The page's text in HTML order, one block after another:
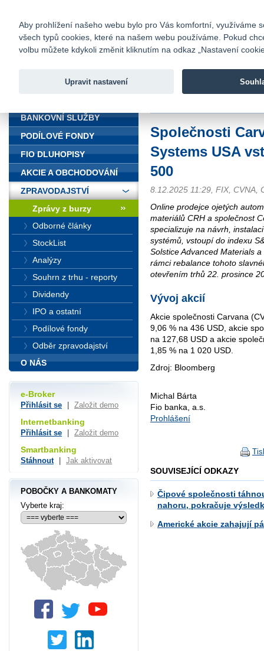
Fio banka
Fio banka
Společnosti
Systems USA
500
8.12.2025 11:29, FIX, CVNA,
Online prodejce ojetých
materiálů CRH a společnost
specializuje na návrh,
systémů, vstoupí do indexu
Solstice Advanced Materials
rámci rebalance tohoto
otevřením trhů 22. prosince
Vývoj akcií
Akcie společnosti Carvana
9,06 % na 436 USD, akcie
na 127,68 USD a akcie
1,85 % na 1 020 USD.
Zdroj: Bloomberg
Michal Bárta
Fio banka, a.s.
Prohlášení
SOUVISEJÍCÍ ODKAZY
Čipové společnosti
nahoru, pokračuje
Americké akcie zahajují
BANKOVNÍ SLUŽBY
PODÍLOVÉ FONDY
FIO DLUHOPISY
AKCIE A OBCHODOVÁNÍ
ZPRAVODAJSTVÍ
Zprávy z burzy
Odborné články
StockList
Analýzy
Souhrn z trhu - reporty
Dividendy
IPO a ostatní
Podílové fondy
Odběr zpravodajství
O NÁS
e-Broker
Přihlásit se Založit demo
Internetbanking
Přihlásit se Založit demo
Smartbanking
Stáhnout Jak aktivovat
POBOČKY A BANKOMATY
Vyberte kraj:
Aby prohlížení našeho webu bylo pro Vás komfortní, využíváme
všech typů cookies, které na našem webu používáme. Pokud
volbu můžete kdykoli změnit kliknutím na odkaz „Nastavení
Upravit nastavení